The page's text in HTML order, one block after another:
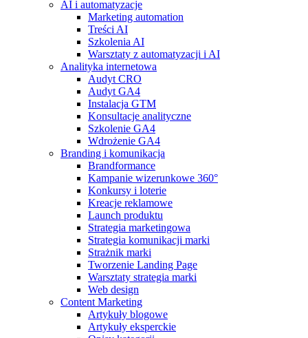
AI i automatyzacje
Marketing automation
Treści AI
Szkolenia AI
Warsztaty z automatyzacji i AI
Analityka internetowa
Audyt CRO
Audyt GA4
Instalacja GTM
Konsultacje analityczne
Szkolenie GA4
Wdrożenie GA4
Branding i komunikacja
Brandformance
Kampanie wizerunkowe 360°
Konkursy i loterie
Kreacje reklamowe
Launch produktu
Strategia marketingowa
Strategia komunikacji marki
Strażnik marki
Tworzenie Landing Page
Warsztaty strategia marki
Web design
Content Marketing
Artykuły blogowe
Artykuły eksperckie